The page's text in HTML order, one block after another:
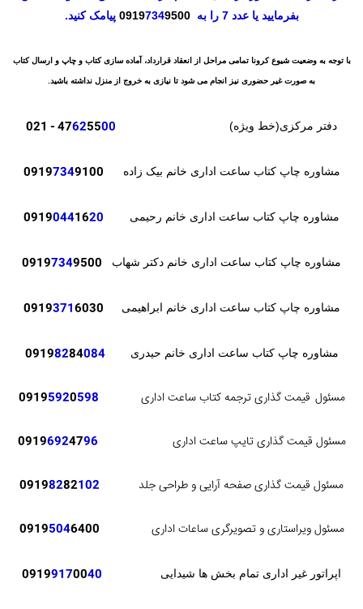
بفرمایید یا عدد 7 را به
09197349500 پیامک کنید.
با توجه به وضعیت شیوع کرونا تمامی مراحل از انعقاد قرارداد، آماده سازی کتاب و چاپ و ارسال کتاب
به صورت غیر حضوری نیز انجام می شود تا نیازی به خروج از منزل نداشته باشید.
دفتر مرکزی(خط ویژه) 47625500
- 021
مشاوره چاپ کتاب ساعت اداری خانم بیک زاده 09197349100
مشاوره چاپ کتاب ساعت اداری خانم رحیمی 09190441620
مشاوره چاپ کتاب ساعت اداری خانم دکتر شهاب 09197349500
مشاوره چاپ کتاب ساعت اداری خانم ابراهیمی 3716030
مشاوره چاپ کتاب ساعت اداری خانم حیدری 0919
8284084
مسئول قیمت گذاری ترجمه کتاب ساعت اداری 09195920598
مسئول قیمت گذاری تایپ ساعت اداری 09196924796
مسئول قیمت گذاری صفحه آرایی و طراحی جلد 09198282102
مسئول ویراستاری و تصویرگری ساعات اداری 09195046400
اپراتور غیر اداری تمام بخش ها شیدایی 09199170040